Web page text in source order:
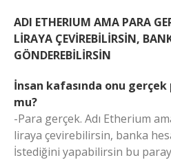
ADI ETHERIUM AMA PARA
LİRAYA ÇEVİREBİLİRSİN,
GÖNDEREBİLİRSİN
İnsan kafasında onu
mu?
-Para gerçek. Adı Etherium
liraya çevirebilirsin, banka
İstediğini yapabilirsin bu